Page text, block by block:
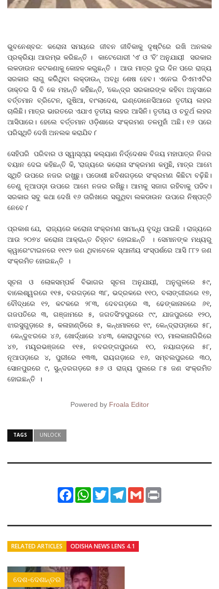
ଭୁବନେଶ୍ବର: କରୋନା ସମୟରେ ଜୀବନ ଜୀବିକାକୁ ଦୃଷ୍ଟିରେ ରଖି ଅନଲକ
ପ୍ରକ୍ରିୟା ଆରମ୍ଭ କରିଛନ୍ତି । କାଟେଗୋରୀ ‘ଏ’ ଓ ‘ବି’ ଅନୁଯାୟୀ ସରକାର
ଲକଡାଉନ କଟକଣାକୁ କୋହଳ କରୁଛନ୍ତି । ଆଉ ମାତ୍ର ଦୁଇ ଦିନ ପରେ ରାଜ୍ୟ
ସରକାର ଲାଗୁ କରିିଥିବା ଲକ୍‌ଡାଉନ୍‌ ଅବଧି ଶେଷ ହେବ। ଏନେଇ ଡିଏମଏଟିର
ଡାକ୍ତର ସି ବି କେ ମହାନ୍ତି କହିିଛନ୍ତି, ‘କେନ୍ଦ୍ର ସରକାରଙ୍କ କହିବା ଅନୁସାରେ
ବର୍ତ୍ତମାନ ବ୍ରିଟେନ, ରୁଷିଆ, ବାଂଲାଦେଶ, ଇଣ୍ଡୋନେସିଆରେ ତୃତୀୟ ଲହର
ଚାଲିଛି। ମାତ୍ର ଭାରତରେ ଏଯାଏ ତୃତୀୟ ଲହର ଆସିନି। ତୃତୀୟ ଓ ଚତୁର୍ଥ ଲହର
ଆସିପାରେ। ହେଲେ ବର୍ତ୍ତମାନ ଓଡ଼ିଶାରେ ସଂକ୍ରମଣ ତଳମୁହାଁ ଅଛି। ୧୬ ପରେ
ପରିସ୍ଥିତି ଦେଖି ଅନଲକ କରାଯିବ।’
ସେହିପରି ପରିବାର ଓ ସ୍ୱାସ୍ଥ୍ୟ କଲ୍ୟାଣ ନିର୍ଦ୍ଦେଶକ ବିଜୟ ମହାପାତ୍ର ନିଜର
ବୟାନ ଦେଇ କହିଛନ୍ତି କି, ‘ରାଜ୍ୟରେ କରୋନା ସଂକ୍ରମଣ କମୁଛି, ମାତ୍ର ଆମେ
ସ୍ଥିତି ଉପରେ ନଜର ରଖୁଛୁ। ପଡୋଶୀ ଛତିଶଗଡ଼ରେ ସଂକ୍ରମଣ କିଛିଟା ବଢ଼ିଛି।
ତେଣୁ ନୂଆପଡ଼ା ଉପରେ ଆମେ ନଜର ରଖିଛୁ। ଆମକୁ ସଜାଗ ରହିବାକୁ ପଡିବ।
ସରକାର ସବୁ କଥା ଦେଖି ୧୬ ତାରିଖରେ ସରୁଥିବା ଲକଡାଉନ ଉପରେ ନିଷ୍ପତ୍ତି
ନେବେ।’
ପ୍ରକାଶ ଯେ, ରାଜ୍ୟରେ କରୋନା ସଂକ୍ରମଣ ସାମାନ୍ୟ ବୃଦ୍ଧି ପାଇଛି । ରାଜ୍ୟରେ
ଆଉ ୨୦୭୪ କରୋନା ଆକ୍ରାନ୍ତ ଚିହ୍ନଟ ହୋଇଛନ୍ତି । ସେମାନଙ୍କ ମଧ୍ୟରୁ
କ୍ୱାରେଂଟାଇନରେ ୧୧୯୨ ଜଣ ଥିବାବେଳେ ସ୍ଥାନୀୟ ସଂସ୍ପର୍ଶରେ ଆସି ୮୮୨ ଜଣ
ସଂକ୍ରମିତ ହୋଇଛନ୍ତି ।
ସୂଚନା ଓ ଲୋକସମ୍ପର୍କ ବିଭାଗର ସୂଚନା ଅନୁଯାୟୀ, ଅନୁଗୁଳରେ ୫୯,
ବାଲେଶ୍ୱରରେ ୧୧୫, ବରଗଡ଼ରେ ୩୮, ଭଦ୍ରକରେ ୧୧୦, ବଲାଙ୍ଗୀରରେ ୧୭,
ବୌଦ୍ଧରେ ୧୨, କଟକରେ ୨୮୩, ଦେବଗଡ଼ରେ ୩, ଢେଙ୍କାନାଳରେ ୬୧,
ଗଜପତିରେ ୩, ଗଞ୍ଜାମରେ ୫, ଜଗତସିଂହପୁରରେ ୯୯, ଯାଜପୁରରେ ୧୨୦,
ଝାରସୁଗୁଡ଼ାରେ ୫, କଳାହାଣ୍ଡିରେ ୫, କନ୍ଧମାଳରେ ୧୯, କେନ୍ଦ୍ରାପଡ଼ାରେ ୫୮,
କେନ୍ଦୁଝରରେ ୪୬, ଖୋର୍ଦ୍ଧାରେ ୪୪୩, କୋରାପୁଟରେ ୧୦, ମାଲକାନାଗିରିରେ
୪୭, ମୟୂରଭଞ୍ଜରେ ୧୧୫, ନବରଙ୍ଗପୁରରେ ୧୦, ନୟାଗଡ଼ରେ ୫୮,
ନୂଆପଡ଼ାରେ ୪, ପୁରୀରେ ୧୩୩, ରାୟଗଡ଼ାରେ ୧୬, ସମ୍ବଲପୁରରେ ୩୦,
ସୋନପୁରରେ ୯, ସୁନ୍ଦରଗଡ଼ରେ ୫୬ ଓ ରାଜ୍ୟ ପୁଲରେ ୮୫ ଜଣ ସଂକ୍ରମିତ
ହୋଇଛନ୍ତି ।
Powered by Froala Editor
TAGS UNLOCK
FacebookWhatsApp
TwitterTelegram
Gmail
RELATED ARTICLES ODISHA NEWS LENS 4.1
ଦେଶ-ଦେଶାନ୍ତର